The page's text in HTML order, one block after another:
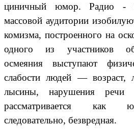
циничный юмор. Радио - и
массовой аудитории
комизма, построенного на
одного из участников
осмеяния выступают
слабости людей — возраст,
лысины, нарушения
рассматривается как
следовательно, безвредная.